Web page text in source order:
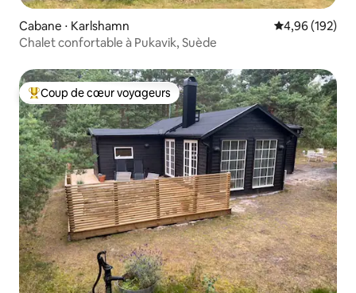
Cabane ⋅ Karlshamn Évaluation
4,96 (192)
Chalet confortable à Pukavik, Suède
Coups de cœur voyageurs les plus appréciés
Coup de cœur voyageurs